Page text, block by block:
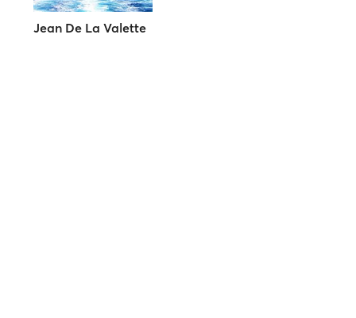
Jean De La Valette